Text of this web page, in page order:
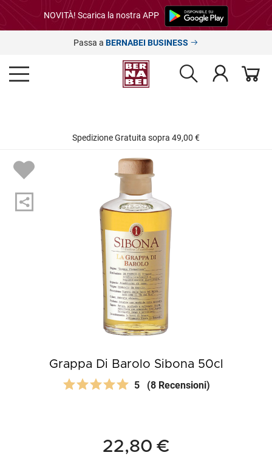
NOVITÀ! Scarica la nostra APP
Passa a BERNABEI BUSINESS
Spedizione Gratuita sopra 49,00 €
Grappa Di Barolo Sibona 50cl
5 (8 Recensioni)
22,80 €